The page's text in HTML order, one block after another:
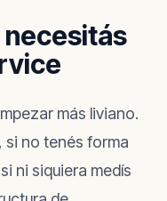
necesitás
más liviano.
si no tenés forma
ni siquiera medís